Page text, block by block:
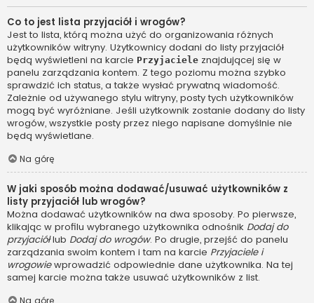
Co to jest lista przyjaciół i wrogów?
Jest to lista, którą można użyć do organizowania różnych
użytkowników witryny. Użytkownicy dodani do listy przyjaciół
będą wyświetleni na karcie Przyjaciele znajdującej się w
panelu zarządzania kontem. Z tego poziomu można szybko
sprawdzić ich status, a także wysłać prywatną wiadomość.
Zależnie od używanego stylu witryny, posty tych użytkowników
mogą być wyróżniane. Jeśli użytkownik zostanie dodany do listy
wrogów, wszystkie posty przez niego napisane domyślnie nie
będą wyświetlane.
Na górę
W jaki sposób można dodawać/usuwać użytkowników z
listy przyjaciół lub wrogów?
Można dodawać użytkowników na dwa sposoby. Po pierwsze,
klikając w profilu wybranego użytkownika odnośnik Dodaj do
przyjaciółlub Dodaj do wrogów. Po drugie, przejść do panelu
zarządzania swoim kontem i tam na karcie Przyjaciele i
wrogowiewprowadzić odpowiednie dane użytkownika. Na tej
samej karcie można także usuwać użytkowników z list.